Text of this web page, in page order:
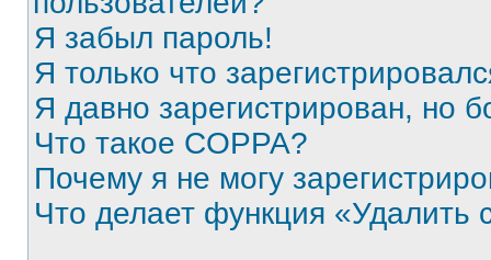
Я забыл пароль!
Я только что
Я давно зарегистрирован, но
Что такое COPPA?
Почему я не могу
Что делает функция «Удалить